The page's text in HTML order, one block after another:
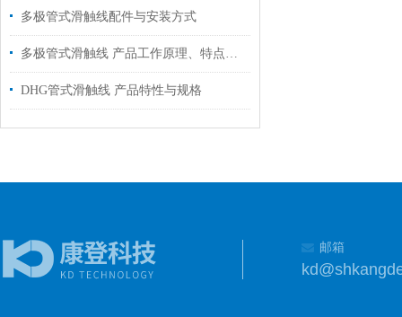
多极管式滑触线配件与安装方式
多极管式滑触线 产品工作原理、特点和用途
DHG管式滑触线 产品特性与规格
邮箱